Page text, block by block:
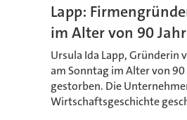
Lapp:
im Alter von 90
Ursula Ida Lapp, Gründerin
am Sonntag im Alter von 90
gestorben. Die
Wirtschaftsgeschichte